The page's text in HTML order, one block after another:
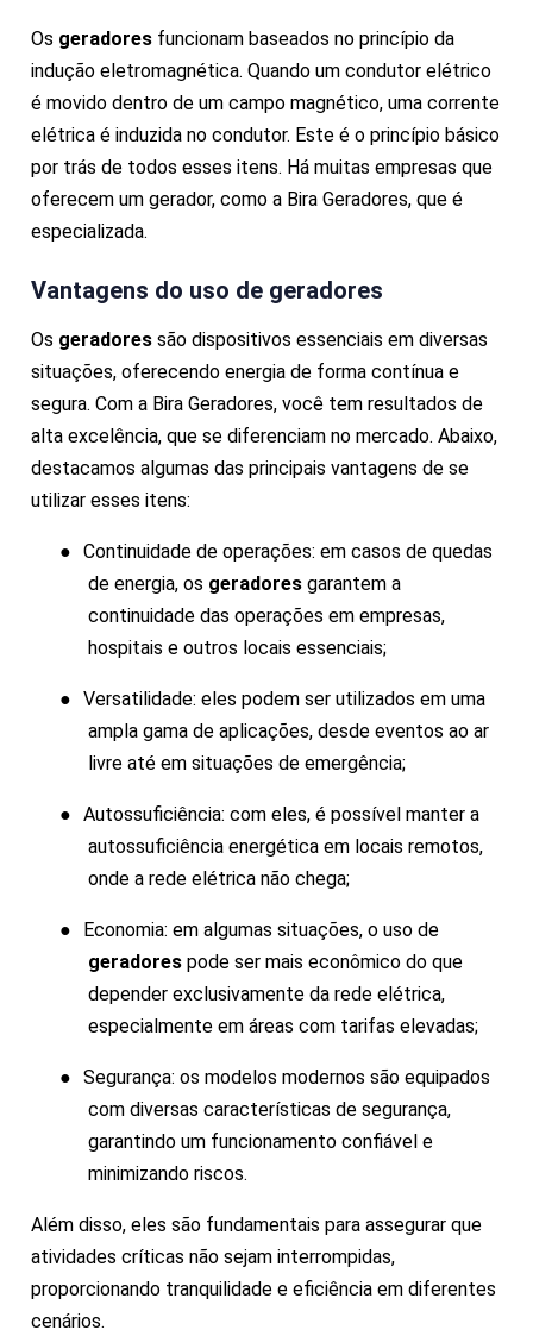
Os geradores funcionam baseados no princípio da
indução eletromagnética. Quando um condutor elétrico
é movido dentro de um campo magnético, uma corrente
elétrica é induzida no condutor. Este é o princípio básico
por trás de todos esses itens. Há muitas empresas que
oferecem um gerador, como a Bira Geradores, que é
especializada.
Vantagens do uso de geradores
Os geradores são dispositivos essenciais em diversas
situações, oferecendo energia de forma contínua e
segura. Com a Bira Geradores, você tem resultados de
alta excelência, que se diferenciam no mercado. Abaixo,
destacamos algumas das principais vantagens de se
utilizar esses itens:
● Continuidade de operações: em casos de quedas
de energia, os geradores garantem a
continuidade das operações em empresas,
hospitais e outros locais essenciais;
● Versatilidade: eles podem ser utilizados em uma
ampla gama de aplicações, desde eventos ao ar
livre até em situações de emergência;
● Autossuficiência: com eles, é possível manter a
autossuficiência energética em locais remotos,
onde a rede elétrica não chega;
●
Economia: em algumas situações, o uso de
geradores pode ser mais econômico do que
depender exclusivamente da rede elétrica,
especialmente em áreas com tarifas elevadas;
● Segurança: os modelos modernos são equipados
com diversas características de segurança,
garantindo um funcionamento confiável e
minimizando riscos.
Além disso, eles são fundamentais para assegurar que
atividades críticas não sejam interrompidas,
proporcionando tranquilidade e eficiência em diferentes
cenários.